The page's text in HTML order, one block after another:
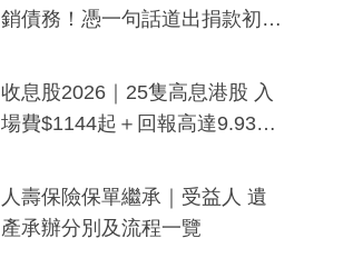
銷債務！憑一句話道出捐款初
一度被誤當詐騙手段
收息股2026｜25隻高息港股 入
場費$1144起＋回報高達9.93
人壽保險保單繼承｜受益人 遺
產承辦分別及流程一覽